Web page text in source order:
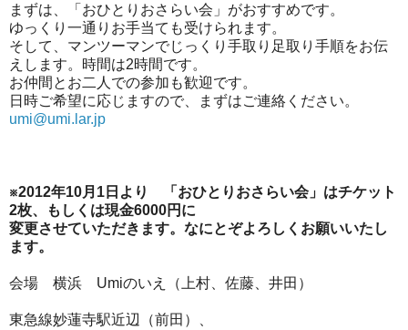
まずは、「おひとりおさらい会」がおすすめです。
ゆっくり一通りお手当ても受けられます。
そして、マンツーマンでじっくり手取り足取り手順をお伝
えします。時間は2時間です。
お仲間とお二人での参加も歓迎です。
日時ご希望に応じますので、まずはご連絡ください。
umi@umi.lar.jp
※2012年10月1日より 「おひとりおさらい会」はチケット
2枚、もしくは現金6000円に
変更させていただきます。なにとぞよろしくお願いいたし
ます。
会場 横浜 Umiのいえ（上村、佐藤、井田）
東急線妙蓮寺駅近辺（前田）、